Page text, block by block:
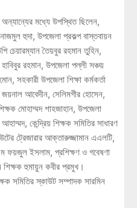
অন্যান্যের মধ্যে উপস্থিত ছিলেন,
হুদা, উপজেলা প্রকল্প বাস্তবায়ন
চেয়ারম্যান তৈয়বুর রহমান তুহিন,
রহমান, উপজেলা পল্লী সঞ্চয়
সহকারী উপজেলা শিক্ষা কর্মকর্তা
আবেদীন, সেলিমগীর হোসেন,
মোহাম্মদ শাহজাহান, উপজেলা
কেন্দ্রিয় শিক্ষক সমিতির সাধারণ
ট্রেজারার আক্তারুজ্জামান এএলটি,
ফয়জুল ইসলাম, প্রশিক্ষণ ও গবেষণা
শিক্ষক হুমায়ুন কবীর প্রমুখ।
সমিতির স্কাউট সম্পাদক সারমিন